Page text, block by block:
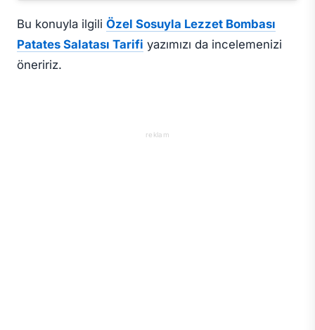
Bu konuyla ilgili Özel Sosuyla Lezzet Bombası
Patates Salatası Tarifi yazımızı da incelemenizi
öneririz.
reklam